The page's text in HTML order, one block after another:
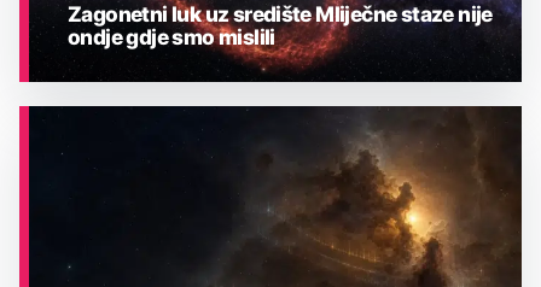
Zagonetni luk uz središte Mliječne staze nije
ondje gdje smo mislili